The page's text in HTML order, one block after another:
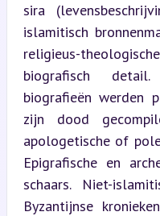
sira
islamitisch
religieus-
biografisch
biografieën werden
zijn dood
apologetische of
Epigrafische en
schaars. Niet-
Byzantijnse